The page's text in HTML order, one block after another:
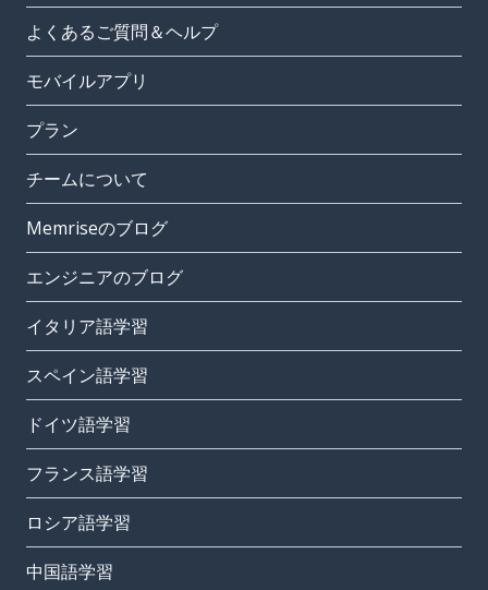
よくあるご質問＆ヘルプ
モバイルアプリ
プラン
チームについて
Memriseのブログ
エンジニアのブログ
イタリア語学習
スペイン語学習
ドイツ語学習
フランス語学習
ロシア語学習
中国語学習